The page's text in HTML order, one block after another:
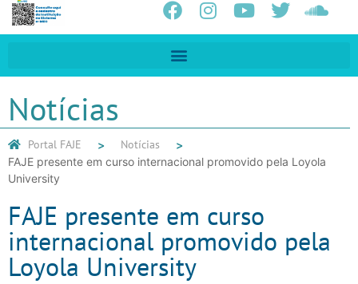
Notícias
Portal FAJE Notícias
FAJE presente em curso internacional promovido pela Loyola
University
FAJE presente em curso
internacional promovido pela
Loyola University